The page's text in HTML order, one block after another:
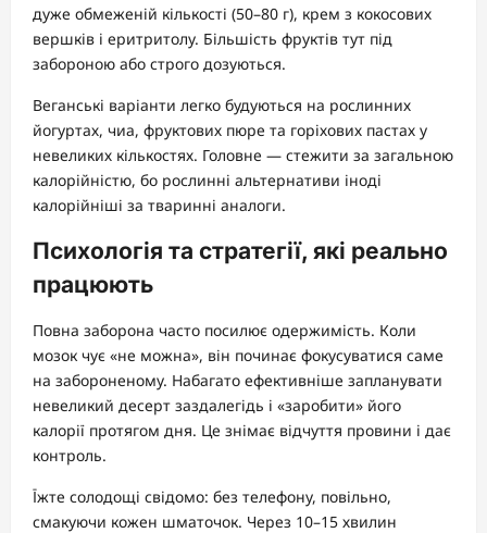
дуже обмеженій кількості (50–80 г), крем з кокосових
вершків і еритритолу. Більшість фруктів тут під
забороною або строго дозуються.
Веганські варіанти легко будуються на рослинних
йогуртах, чиа, фруктових пюре та горіхових пастах у
невеликих кількостях. Головне — стежити за загальною
калорійністю, бо рослинні альтернативи іноді
калорійніші за тваринні аналоги.
Психологія та стратегії, які реально
працюють
Повна заборона часто посилює одержимість. Коли
мозок чує «не можна», він починає фокусуватися саме
на забороненому. Набагато ефективніше запланувати
невеликий десерт заздалегідь і «заробити» його
калорії протягом дня. Це знімає відчуття провини і дає
контроль.
Їжте солодощі свідомо: без телефону, повільно,
смакуючи кожен шматочок. Через 10–15 хвилин